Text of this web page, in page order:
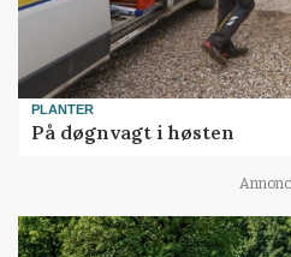
PLANTER
På døgnvagt i høsten